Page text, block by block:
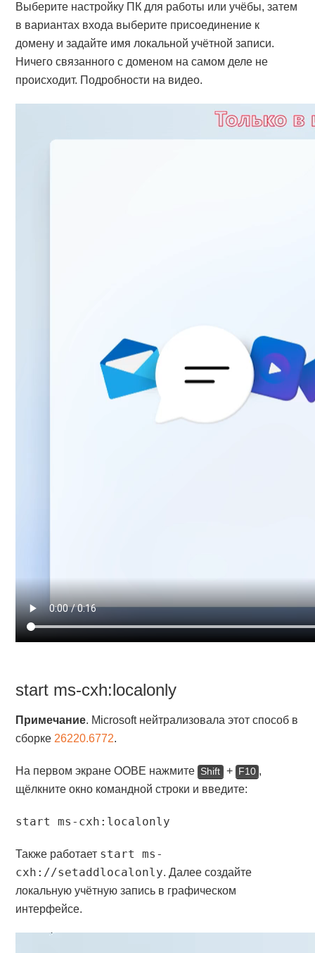
Выберите настройку ПК для работы или учёбы, затем
в вариантах входа выберите присоединение к
домену и задайте имя локальной учётной записи.
Ничего связанного с доменом на самом деле не
происходит. Подробности на видео.
start ms-cxh:localonly
Примечание. Microsoft нейтрализовала этот способ в
сборке 26220.6772.
На первом экране OOBE нажмите Shift + F10 ,
щёлкните окно командной строки и введите:
start ms-cxh:localonly
Также работает start ms-
cxh://setaddlocalonly. Далее создайте
локальную учётную запись в графическом
интерфейсе.